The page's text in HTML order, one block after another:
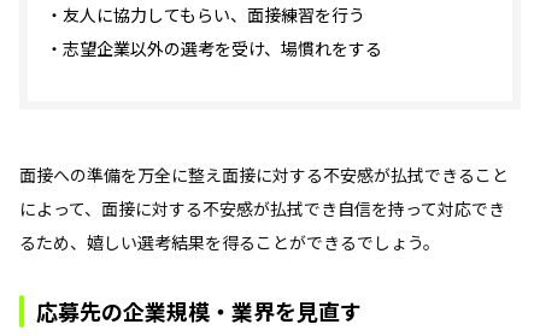
・友人に協力してもらい、面接練習を行う
・志望企業以外の選考を受け、場慣れをする
面接への準備を万全に整え面接に対する不安感が払拭できること
によって、面接に対する不安感が払拭でき自信を持って対応でき
るため、嬉しい選考結果を得ることができるでしょう。
応募先の企業規模・業界を見直す